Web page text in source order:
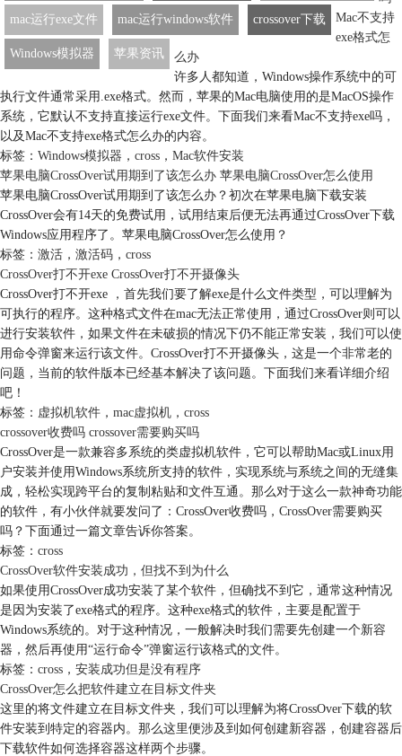
mac运行exe文件 mac运行windows软件 crossover下载
Windows模拟器 苹果资讯
Mac不支持
exe格式怎
么办
许多人都知道，Windows操作系统中的可
执行文件通常采用.exe格式。然而，苹果的Mac电脑使用的是MacOS操作
系统，它默认不支持直接运行exe文件。下面我们来看Mac不支持exe吗，
以及Mac不支持exe格式怎么办的内容。
标签： Windows模拟器 ， cross ， Mac软件安装
苹果电脑CrossOver试用期到了该怎么办 苹果电脑CrossOver怎么使用
苹果电脑CrossOver试用期到了该怎么办？初次在苹果电脑下载安装
CrossOver会有14天的免费试用，试用结束后便无法再通过CrossOver下载
Windows应用程序了。苹果电脑CrossOver怎么使用？
标签： 激活 ， 激活码 ， cross
CrossOver打不开exe CrossOver打不开摄像头
CrossOver打不开exe ，首先我们要了解exe是什么文件类型，可以理解为
可执行的程序。这种格式文件在mac无法正常使用，通过CrossOver则可以
进行安装软件，如果文件在未破损的情况下仍不能正常安装，我们可以使
用命令弹窗来运行该文件。CrossOver打不开摄像头，这是一个非常老的
问题，当前的软件版本已经基本解决了该问题。下面我们来看详细介绍
吧！
标签： 虚拟机软件 ， mac虚拟机 ， cross
crossover收费吗 crossover需要购买吗
CrossOver是一款兼容多系统的类虚拟机软件，它可以帮助Mac或Linux用
户安装并使用Windows系统所支持的软件，实现系统与系统之间的无缝集
成，轻松实现跨平台的复制粘贴和文件互通。那么对于这么一款神奇功能
的软件，有小伙伴就要发问了：CrossOver收费吗，CrossOver需要购买
吗？下面通过一篇文章告诉你答案。
标签： cross
CrossOver软件安装成功，但找不到为什么
如果使用CrossOver成功安装了某个软件，但确找不到它，通常这种情况
是因为安装了exe格式的程序。这种exe格式的软件，主要是配置于
Windows系统的。对于这种情况，一般解决时我们需要先创建一个新容
器，然后再使用“运行命令”弹窗运行该格式的文件。
标签： cross ， 安装成功但是没有程序
CrossOver怎么把软件建立在目标文件夹
这里的将文件建立在目标文件夹，我们可以理解为将CrossOver下载的软
件安装到特定的容器内。那么这里便涉及到如何创建新容器，创建容器后
下载软件如何选择容器这样两个步骤。